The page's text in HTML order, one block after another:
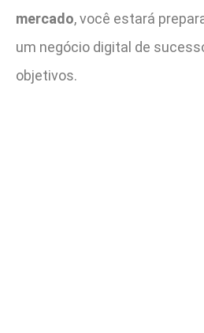
mercado, você estará
um negócio digital de
objetivos.